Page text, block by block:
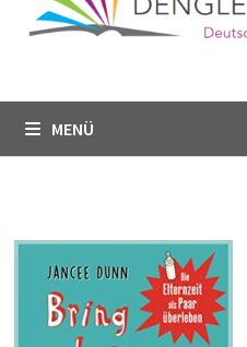
MENÜ